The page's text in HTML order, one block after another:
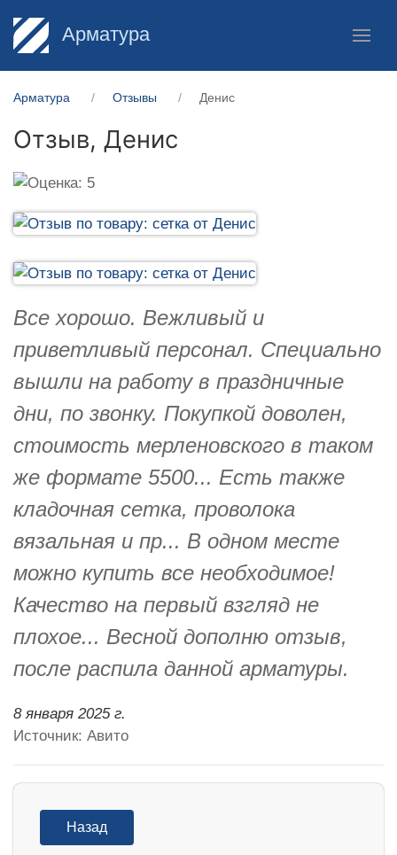
Арматура
Арматура Отзывы Денис
Отзыв, Денис
Все хорошо. Вежливый и
приветливый персонал. Специально
вышли на работу в праздничные
дни, по звонку. Покупкой доволен,
стоимость мерленовского в таком
же формате 5500... Есть также
кладочная сетка, проволока
вязальная и пр... В одном месте
можно купить все необходимое!
Качество на первый взгляд не
плохое... Весной дополню отзыв,
после распила данной арматуры.
8 января 2025 г.
Источник: Авито
Назад